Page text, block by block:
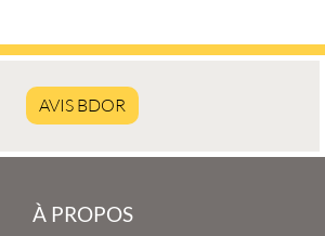
AVIS BDOR
À PROPOS